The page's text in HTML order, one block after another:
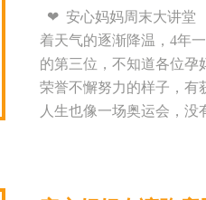
对面） 公交路线：29路
注：来参加的宝妈们一
二维码！
❤ 安心妈妈周末大讲堂
着天气的逐渐降温，4年
的第三位，不知道各位孕
荣誉不懈努力的样子，
人生也像一场奥运会，